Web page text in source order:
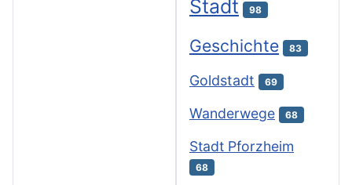
Stadt 98
Geschichte 83
Goldstadt 69
Wanderwege 68
Stadt Pforzheim
68